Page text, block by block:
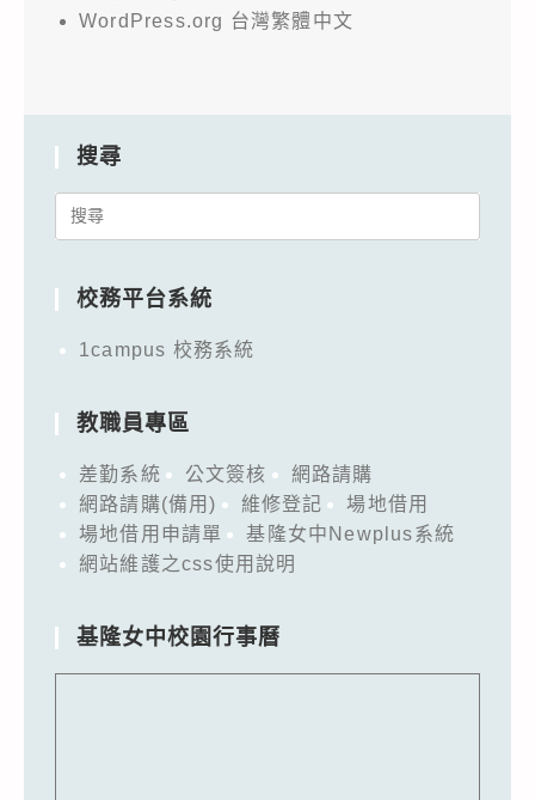
WordPress.org 台灣繁體中文
搜尋
Search
校務平台系統
1campus 校務系統
教職員專區
差勤系統 公文簽核
網路請購
網路請購(備用)
維修登記
場地借用
場地借用申請單
基隆女中Newplus系統
網站維護之css使用說明
基隆女中校園行事曆